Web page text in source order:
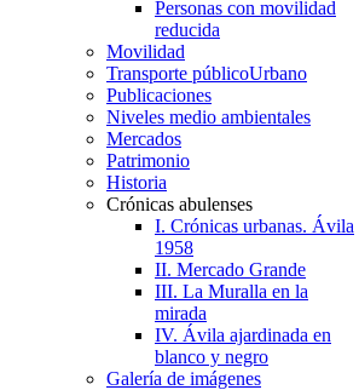
Personas con movilidad
reducida
Movilidad
Transporte públicoUrbano
Publicaciones
Niveles medio ambientales
Mercados
Patrimonio
Historia
Crónicas abulenses
I. Crónicas urbanas. Ávila
1958
II. Mercado Grande
III. La Muralla en la
mirada
IV. Ávila ajardinada en
blanco y negro
Galería de imágenes